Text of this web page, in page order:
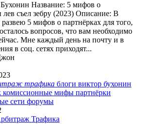
Название: 5 мифов о
лев съел зебру (2023) Описание: В
5 мифов о партнёрках для того,
вопросов, что вам необходимо
Мне каждый день на почту и в
в соц. сетях приходят...
трафика блоги виктор бухонин
комиссионные мифы партнёрки
сети форумы
Трафика